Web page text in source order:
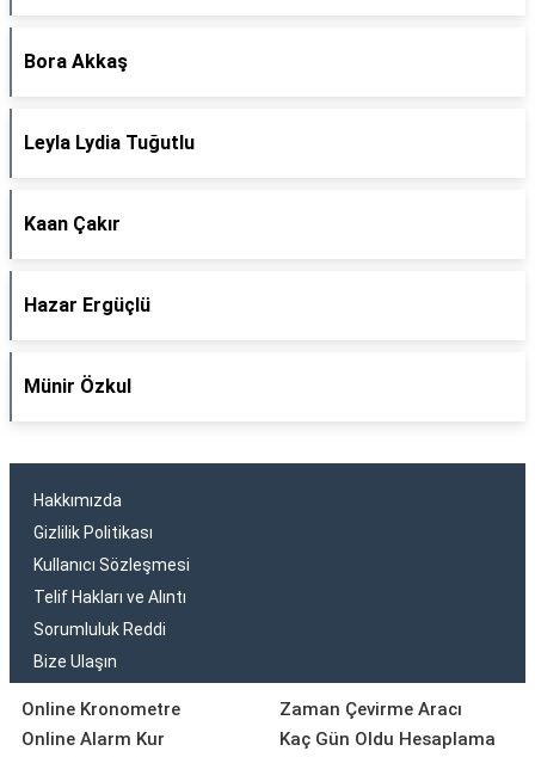
Bora Akkaş
Leyla Lydia Tuğutlu
Kaan Çakır
Hazar Ergüçlü
Münir Özkul
Hakkımızda
Gizlilik Politikası
Kullanıcı Sözleşmesi
Telif Hakları ve Alıntı
Sorumluluk Reddi
Bize Ulaşın
Online Kronometre
Online Alarm Kur
Zaman Çevirme Aracı
Kaç Gün Oldu Hesaplama